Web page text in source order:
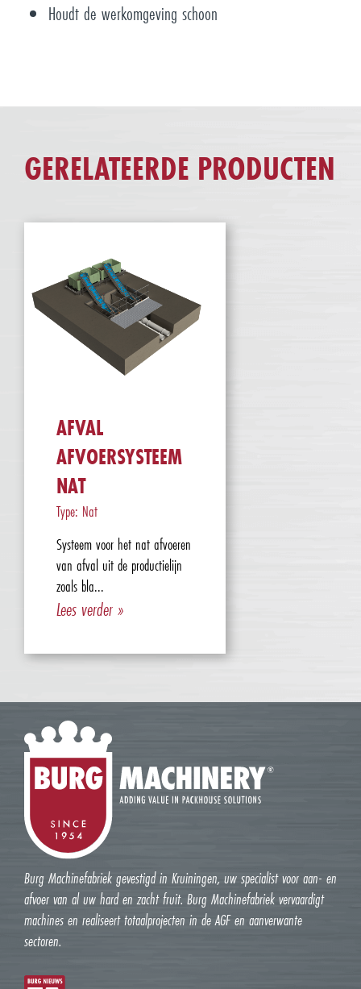
Houdt de werkomgeving schoon
GERELATEERDE PRODUCTEN
AFVAL
AFVOERSYSTEEM
NAT
Type: Nat
Systeem voor het nat afvoeren
van afval uit de productielijn
zoals bla...
Lees verder »
Burg Machinefabriek gevestigd in Kruiningen, uw specialist voor aan- en
afvoer van al uw hard en zacht fruit. Burg Machinefabriek vervaardigt
machines en realiseert totaalprojecten in de AGF en aanverwante
sectoren.